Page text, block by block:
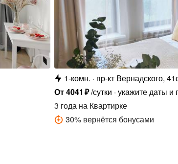
1-комн.
пр-кт Вернадского,
От4041 ₽/сутки укажите даты и
3 года на Квартирке
30% вернётся бонусами